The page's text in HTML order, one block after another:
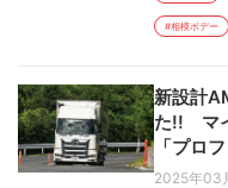
#相模ボデー
新設計
た!! マ
「プロ
2025年03